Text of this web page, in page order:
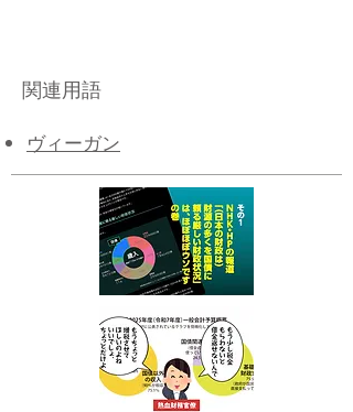
関連用語
ヴィーガン